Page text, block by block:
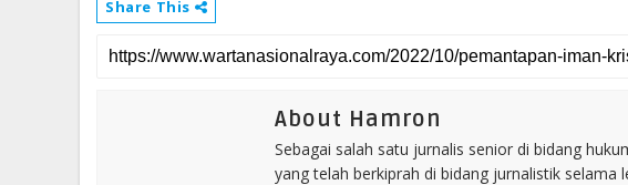
Share This
About Hamron
Sebagai salah satu jurnalis senior di bidang
yang telah berkiprah di bidang jurnalistik selama